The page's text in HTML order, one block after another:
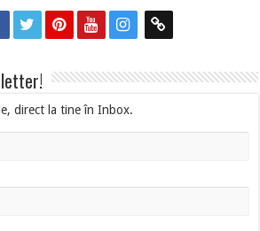
direct la tine în Inbox.